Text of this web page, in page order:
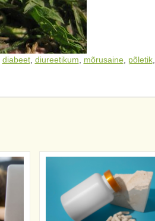
diabeet, diureetikum, mõrusaine, põletik,